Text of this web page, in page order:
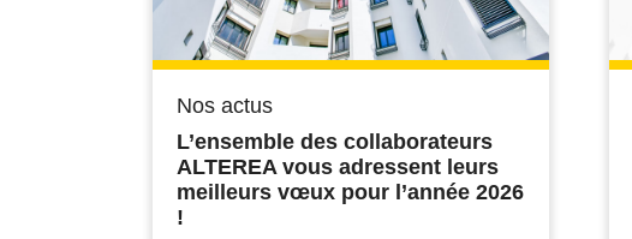
Nos actus
L’ensemble des collaborateurs
ALTEREA vous adressent leurs
meilleurs vœux pour l’année 2026
!